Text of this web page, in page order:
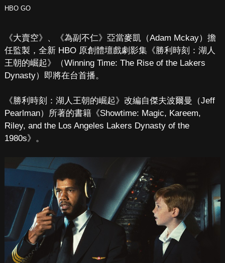
HBO GO
《大賣空》、《為副不仁》亞當麥凱（Adam Mckay）擔
任監製，全新 HBO 原創體壇戲劇影集《勝利時刻：湖人
王朝的崛起》（Winning Time: The Rise of the Lakers
Dynasty）即將在台首播。
《勝利時刻：湖人王朝的崛起》改編自傑夫波爾曼（Jeff
Pearlman）所著的書籍《Showtime: Magic, Kareem,
Riley, and the Los Angeles Lakers Dynasty of the
1980s》。